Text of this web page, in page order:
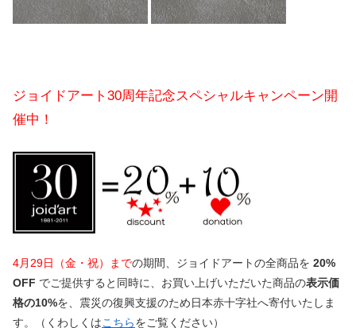
ジョイドアート30周年記念スペシャルキャンペーン開
催中！
4月29日（金・祝）までの期間、ジョイドアートの全商品を 20%
OFF でご提供すると同時に、お買い上げいただいた商品の表示価
格の10%を、震災の復興支援のため日本赤十字社へ寄付いたしま
す。（くわしくはこちらをご覧ください）